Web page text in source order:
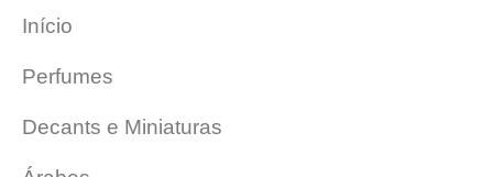
Início
Perfumes
Decants e Miniaturas